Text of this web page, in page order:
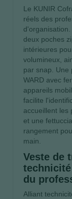
Le KUNIR
réels des
deux poches
intérieures
volumineux,
par snap. Une
WARD avec
appareils
facilite
accueillent les
et une
rangement
main.
Veste de
du
Alliant